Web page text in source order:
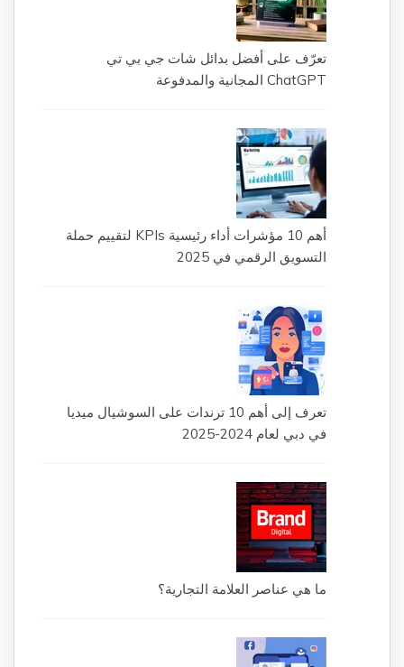
تعرّف على أفضل بدائل شات جي بي تي
ChatGPT المجانية والمدفوعة
أهم 10 مؤشرات أداء رئيسية KPIs لتقييم حملة
التسويق الرقمي في 2025
تعرف إلى أهم 10 ترندات على السوشيال ميديا
في دبي لعام 2024-2025
ما هي عناصر العلامة التجارية؟